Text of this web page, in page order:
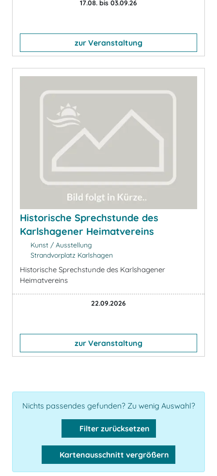
17.08. bis 03.09.26
zur Veranstaltung
Historische Sprechstunde des
Karlshagener Heimatvereins
Kunst / Ausstellung
Strandvorplatz Karlshagen
Historische Sprechstunde des Karlshagener
Heimatvereins
22.09.2026
zur Veranstaltung
Nichts passendes gefunden? Zu wenig Auswahl?
Filter zurücksetzen
Kartenausschnitt vergrößern